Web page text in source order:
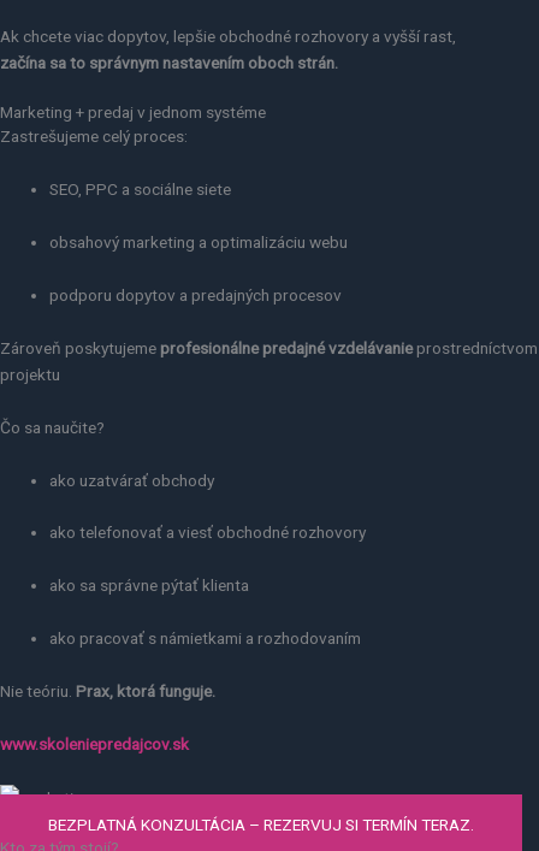
Ak chcete viac dopytov, lepšie obchodné rozhovory a vyšší rast,
začína sa to správnym nastavením oboch strán.
Marketing + predaj v jednom systéme
Zastrešujeme celý proces:
SEO, PPC a sociálne siete
obsahový marketing a optimalizáciu webu
podporu dopytov a predajných procesov
Zároveň poskytujeme profesionálne predajné vzdelávanieprostredníctvom
projektu
Čo sa naučite?
ako uzatvárať obchody
ako telefonovať a viesť obchodné rozhovory
ako sa správne pýtať klienta
ako pracovať s námietkami a rozhodovaním
Nie teóriu. Prax, ktorá funguje.
www.skoleniepredajcov.sk
BEZPLATNÁ KONZULTÁCIA – REZERVUJ SI TERMÍN TERAZ.